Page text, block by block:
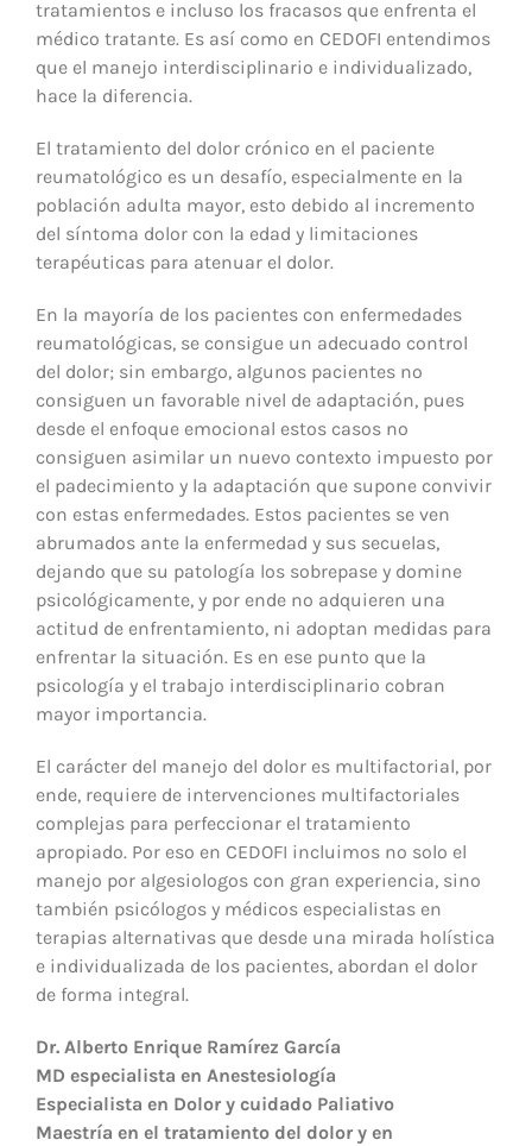
tratamientos e incluso los fracasos que enfrenta el
médico tratante. Es así como en CEDOFI entendimos
que el manejo interdisciplinario e individualizado,
hace la diferencia.
El tratamiento del dolor crónico en el paciente
reumatológico es un desafío, especialmente en la
población adulta mayor, esto debido al incremento
del síntoma dolor con la edad y limitaciones
terapéuticas para atenuar el dolor.
En la mayoría de los pacientes con enfermedades
reumatológicas, se consigue un adecuado control
del dolor; sin embargo, algunos pacientes no
consiguen un favorable nivel de adaptación, pues
desde el enfoque emocional estos casos no
consiguen asimilar un nuevo contexto impuesto por
el padecimiento y la adaptación que supone convivir
con estas enfermedades. Estos pacientes se ven
abrumados ante la enfermedad y sus secuelas,
dejando que su patología los sobrepase y domine
psicológicamente, y por ende no adquieren una
actitud de enfrentamiento, ni adoptan medidas para
enfrentar la situación. Es en ese punto que la
psicología y el trabajo interdisciplinario cobran
mayor importancia.
El carácter del manejo del dolor es multifactorial, por
ende, requiere de intervenciones multifactoriales
complejas para perfeccionar el tratamiento
apropiado. Por eso en CEDOFI incluimos no solo el
manejo por algesiologos con gran experiencia, sino
también psicólogos y médicos especialistas en
terapias alternativas que desde una mirada holística
e individualizada de los pacientes, abordan el dolor
de forma integral.
Dr. Alberto Enrique Ramírez García
MD especialista en Anestesiología
Especialista en Dolor y cuidado Paliativo
Maestría en el tratamiento del dolor y en